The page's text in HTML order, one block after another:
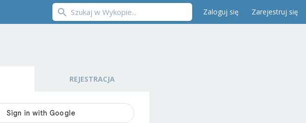
Zaloguj się Zarejestruj się
REJESTRACJA